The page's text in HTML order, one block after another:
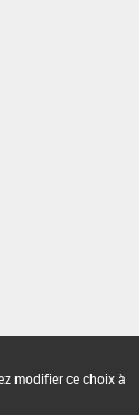
modifier ce choix à